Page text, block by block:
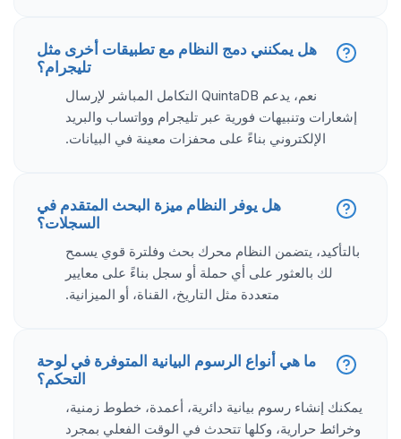
هل يمكنني دمج النظام مع تطبيقات أخرى مثل
تليجرام؟
نعم، يدعم QuintaDB التكامل المباشر لإرسال
إشعارات وتنبيهات فورية عبر تليجرام وواتساب والبريد
الإلكتروني بناءً على محفزات معينة في البيانات.
هل يوفر النظام ميزة البحث المتقدم في
السجلات؟
بالتأكيد، يتضمن النظام محرك بحث وفلترة قوي يسمح
لك بالعثور على أي حملة أو سجل بناءً على معايير
متعددة مثل التاريخ، القناة، أو الميزانية.
ما هي أنواع الرسوم البيانية المتوفرة في لوحة
التحكم؟
يمكنك إنشاء رسوم بيانية دائرية، أعمدة، خطوط زمنية،
وخرائط حرارية، وكلها تتحدث في الوقت الفعلي بمجرد